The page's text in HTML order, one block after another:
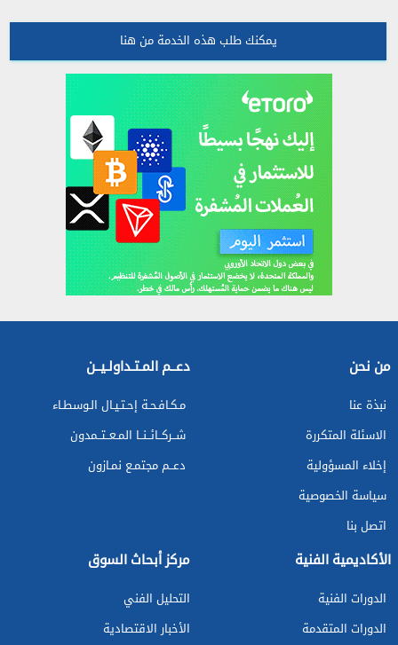
يمكنك طلب هذه الخدمة من هنا
من نحن
نبذة عنا
الاسئلة المتكررة
إخلاء المسؤولية
سياسة الخصوصية
اتصل بنا
دعــم المـتـداولـيــن
مـكـافـحـة إحـتـيـال الـوسطـاء
شــركــائــنــا المـعــتــمدون
دعــم مجتمـع نمـازون
الأكاديمية الفنية
الدورات الفنية
الدورات المتقدمة
مركز أبحاث السوق
التحليل الفني
الأخبار الاقتصادية